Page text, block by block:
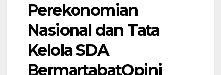
Perekonomian
Nasional dan Tata
Kelola SDA
Bermartabat‎Opini